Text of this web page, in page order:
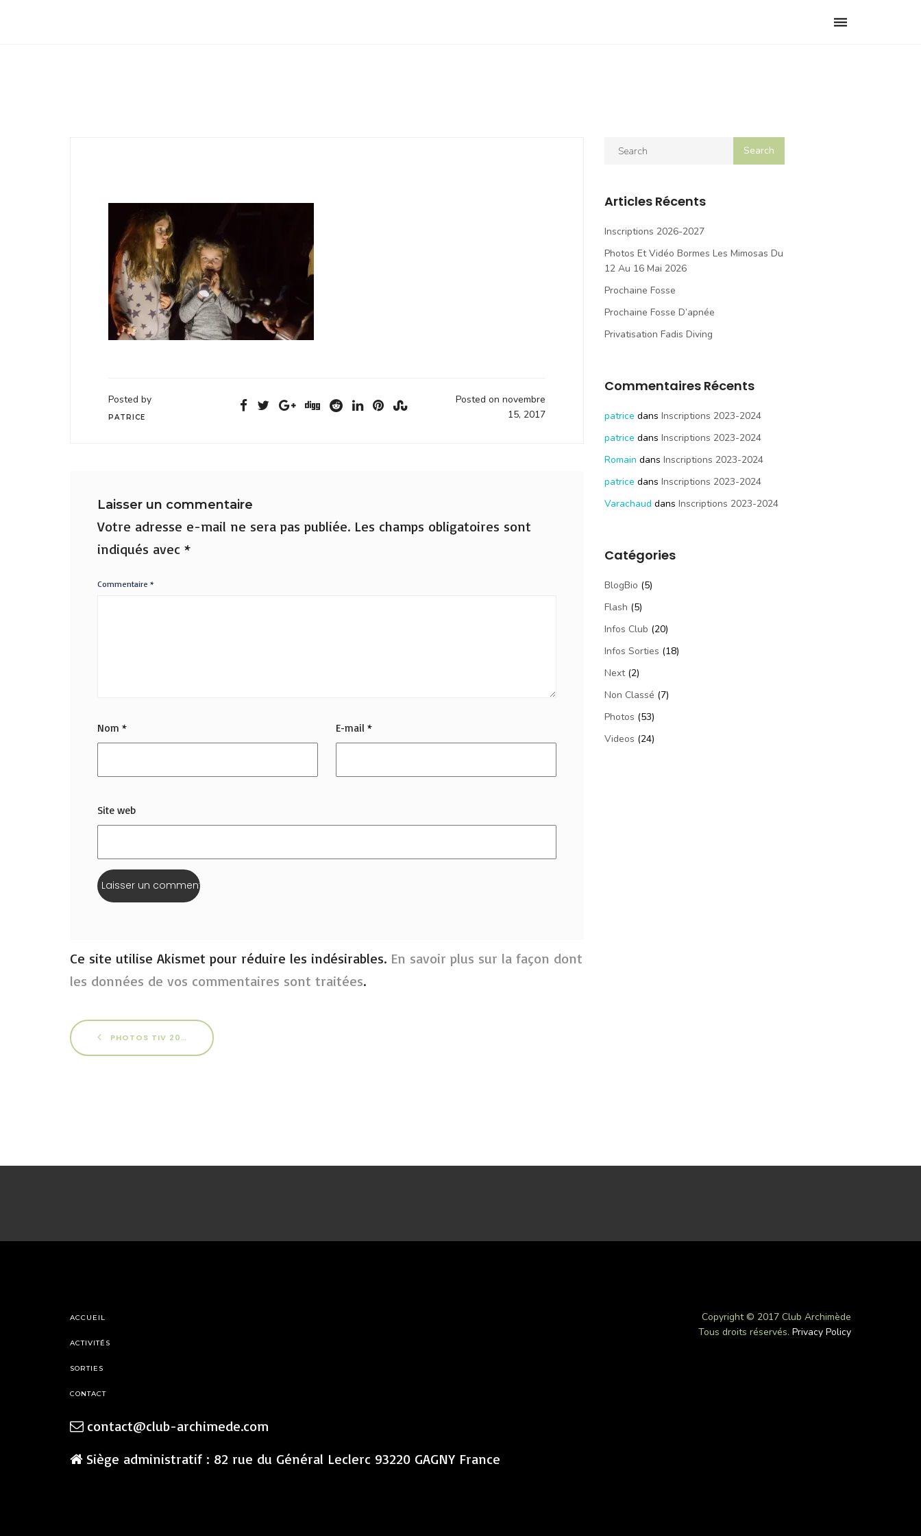
Toggle
Posted by
PATRICE
Posted on novembre
15, 2017
Laisser un commentaire
Votre adresse e-mail ne sera pas publiée. Les champs obligatoires sont
indiqués avec *
Commentaire *
Nom * E-mail*
Site web
Ce site utilise Akismet pour réduire les indésirables. En savoir plus sur la façon dont
les données de vos commentaires sont traitées.
PHOTOS TIV 2015
Articles Récents
Inscriptions 2026-2027
Photos Et Vidéo Bormes Les Mimosas Du
12 Au 16 Mai 2026
Prochaine Fosse
Prochaine Fosse D’apnée
Privatisation Fadis Diving
Commentaires Récents
patrice dans Inscriptions 2023-2024
patrice dans Inscriptions 2023-2024
Romain dans Inscriptions 2023-2024
patrice dans Inscriptions 2023-2024
Varachaud dans Inscriptions 2023-2024
Catégories
BlogBio (5)
Flash (5)
Infos Club (20)
Infos Sorties (18)
Next(2)
Non Classé (7)
Photos (53)
Videos (24)
ACCUEIL
ACTIVITÉS
SORTIES
CONTACT
contact@club-archimede.com
Siège administratif : 82 rue du Général Leclerc 93220 GAGNY France
Copyright © 2017 Club Archimède
Tous droits réservés. Privacy Policy